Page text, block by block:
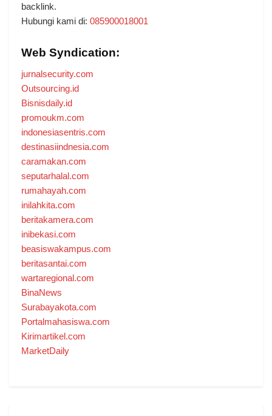
backlink.
Hubungi kami di: 085900018001
Web Syndication:
jurnalsecurity.com
Outsourcing.id
Bisnisdaily.id
promoukm.com
indonesiasentris.com
destinasiindnesia.com
caramakan.com
seputarhalal.com
rumahayah.com
inilahkita.com
beritakamera.com
inibekasi.com
beasiswakampus.com
beritasantai.com
wartaregional.com
BinaNews
Surabayakota.com
Portalmahasiswa.com
Kirimartikel.com
MarketDaily